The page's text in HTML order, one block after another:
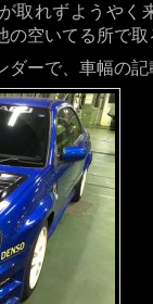
取れずようやく
の空いてる所で
ダーで、車幅の